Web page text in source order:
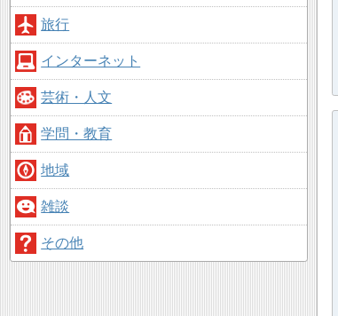
旅行
インターネット
芸術・人文
学問・教育
地域
雑談
その他